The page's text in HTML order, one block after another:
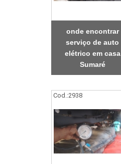
onde encontrar
serviço de auto
elétrico em casa
Sumaré
Cod.:2938